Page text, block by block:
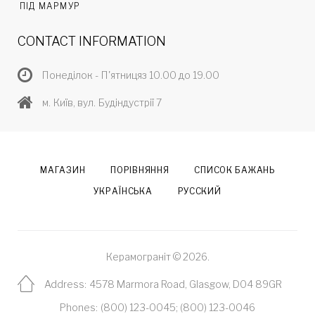
ПІД МАРМУР
CONTACT INFORMATION
Понеділок - П'ятницяз 10.00 до 19.00
м. Київ, вул. Будіндустрії 7
МАГАЗИН ПОРІВНЯННЯ
СПИСОК БАЖАНЬ
УКРАЇНСЬКА
РУССКИЙ
Керамограніт © 2026.
Address: 4578 Marmora Road, Glasgow, D04 89GR
Phones: (800) 123-0045; (800) 123-0046